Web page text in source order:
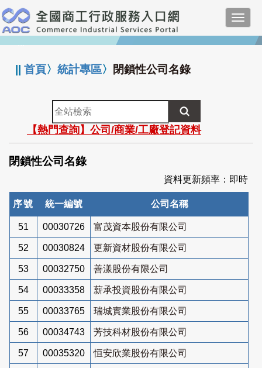
跳
到
主
要
:::
||首頁〉統計專區〉 閉鎖性公司名錄
全
站
檢
索
【熱門查詢】公司/商業/工廠登記資料
閉鎖性公司名錄
資料更新頻率：即時
序號 統一編號 公司名稱
51 00030726 富茂資本股份有限公司
52 00030824 更新資材股份有限公司
53 00032750 善漾股份有限公司
54 00033358 薪承投資股份有限公司
55 00033765 瑞城實業股份有限公司
56 00034743 芳技科材股份有限公司
57 00035320 恒安欣業股份有限公司